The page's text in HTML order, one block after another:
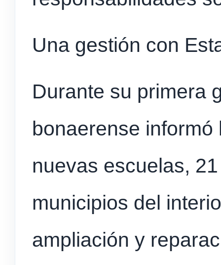
Una gestión con
Durante su primera
bonaerense
nuevas escuelas,
municipios del
ampliación y